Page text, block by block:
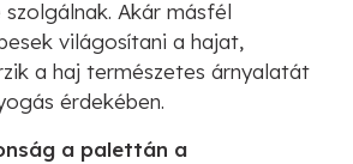
Akár másfél
világosítani a hajat,
a haj természetes árnyalatát
érdekében.
a palettán a